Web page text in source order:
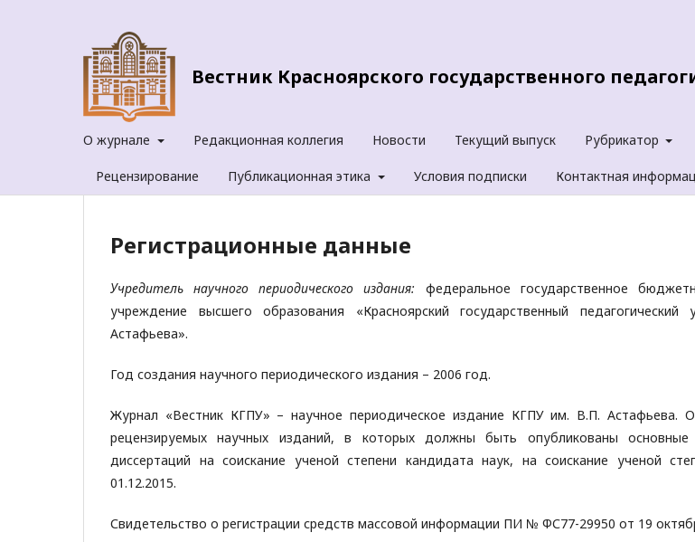
Вестник Красноярского государственного
О журнале Редакционная коллегия Новости Текущий выпуск Рубрикатор
Рецензирование Публикационная этика Условия подписки Контактная
Регистрационные данные
Учредитель научного периодического издания: федеральное государственное
учреждение высшего образования «Красноярский государственный
Астафьева».
Год создания научного периодического издания – 2006 год.
Журнал «Вестник КГПУ» – научное периодическое издание КГПУ им. В.П. Астафьева.
рецензируемых научных изданий, в которых должны быть опубликованы основные
диссертаций на соискание ученой степени кандидата наук, на соискание ученой
01.12.2015.
Свидетельство о регистрации средств массовой информации ПИ № ФС77-29950 от 19